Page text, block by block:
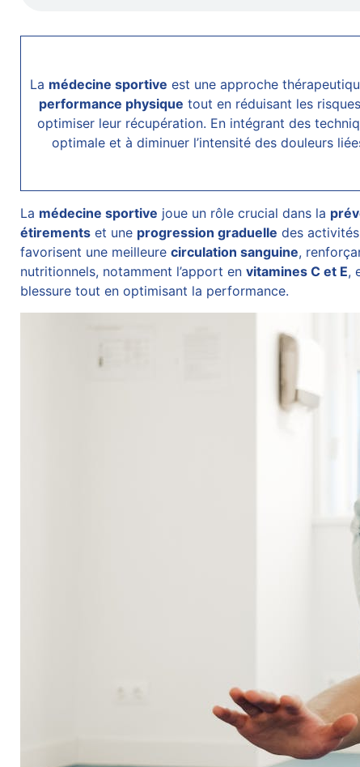
La médecine sportive est une approche
performance physique tout en réduisant les
optimiser leur récupération. En intégrant des
optimale et à diminuer l’intensité des douleurs
La médecine sportive joue un rôle crucial dans la
étirements et une progression graduelle des
favorisent une meilleurecirculation sanguine,
nutritionnels, notamment l’apport envitamines C et E,
blessure tout en optimisant la performance.